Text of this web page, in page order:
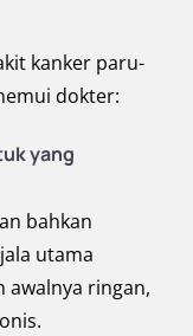
kanker paru-
dokter:
yang
bahkan
utama
awalnya ringan,